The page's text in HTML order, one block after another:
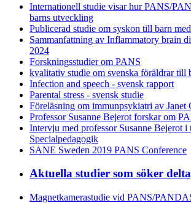
Internationell studie visar hur PANS/
barns utveckling
Publicerad studie om syskon till barn
Sammanfattning av Inflammatory brain
2024
Forskningsstudier om PANS
kvalitativ studie om svenska föräldrar till
Infection and speech - svensk rapport
Parental stress - svensk studie
Föreläsning om immunpsykiatri av Janet
Professor Susanne Bejerot forskar om
Intervju med professor Susanne Bejerot i
Specialpedagogik
SANE Sweden 2019 PANS Conference
Aktuella studier som söker
Magnetkamerastudie vid PANS/